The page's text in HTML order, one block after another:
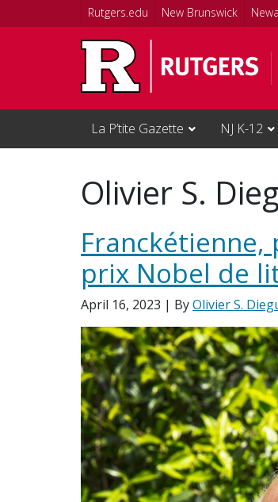
Skip to main content
Rutgers.edu New Brunswick
La P’tite Gazette NJ K-12
Olivier S.
prix Nobel de
April 16, 2023 | ByOlivier S.